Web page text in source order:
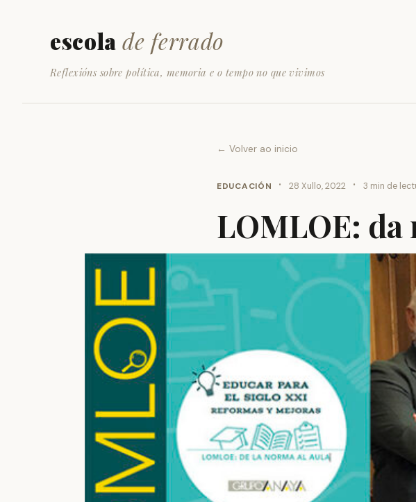
escola de ferrado
Reflexións sobre política, memoria e o tempo no que vivimos
← Volver ao inicio
EDUCACIÓN · 28 Xullo, 2022 · 3 min de
LOMLOE: da